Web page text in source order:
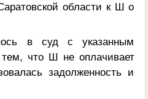
области к Ш о
в суд с указанным
что Ш не оплачивает
задолженность и